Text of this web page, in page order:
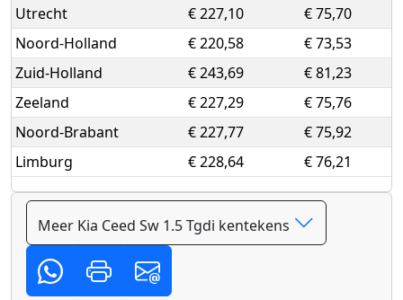
Utrecht
€ 227,10
€ 75,70
Noord-Holland
€ 220,58
€ 73,53
Zuid-Holland
€ 243,69
€ 81,23
Zeeland
€ 227,29
€ 75,76
Noord-Brabant
€ 227,77
€ 75,92
Limburg
€ 228,64 € 76,21
Meer Kia Ceed Sw 1.5 Tgdi kentekens